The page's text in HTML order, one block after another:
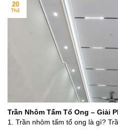
Trần Nhôm Tấm Tổ Ong – Giải
Bạn
1. Trần nhôm tấm tổ ong là gì?
20
Th2